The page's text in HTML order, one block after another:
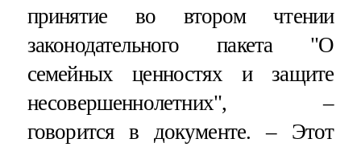
принятие во втором чтении
законодательного пакета "О
семейных ценностях и защите
несовершеннолетних"​​​, –
говорится в документе. – Этот